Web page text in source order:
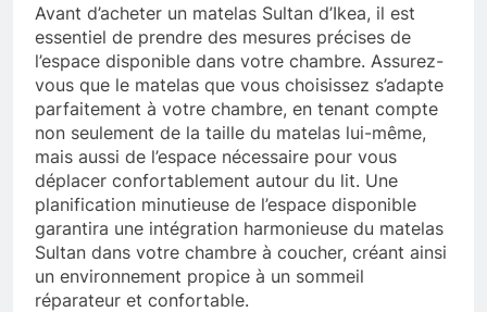
Avant d’acheter un matelas Sultan d’Ikea, il est
essentiel de prendre des mesures précises de
l’espace disponible dans votre chambre. Assurez-
vous que le matelas que vous choisissez s’adapte
parfaitement à votre chambre, en tenant compte
non seulement de la taille du matelas lui-même,
mais aussi de l’espace nécessaire pour vous
déplacer confortablement autour du lit. Une
planification minutieuse de l’espace disponible
garantira une intégration harmonieuse du matelas
Sultan dans votre chambre à coucher, créant ainsi
un environnement propice à un sommeil
réparateur et confortable.